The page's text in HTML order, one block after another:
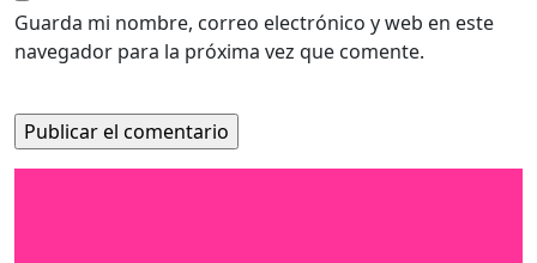
Guarda mi nombre, correo electrónico y web en este
navegador para la próxima vez que comente.